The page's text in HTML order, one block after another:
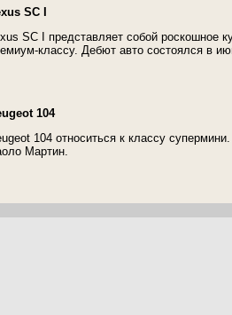
SC I
SC I представляет собой роскошное
классу. Дебют авто состоялся в
104
104 относиться к классу
Мартин.